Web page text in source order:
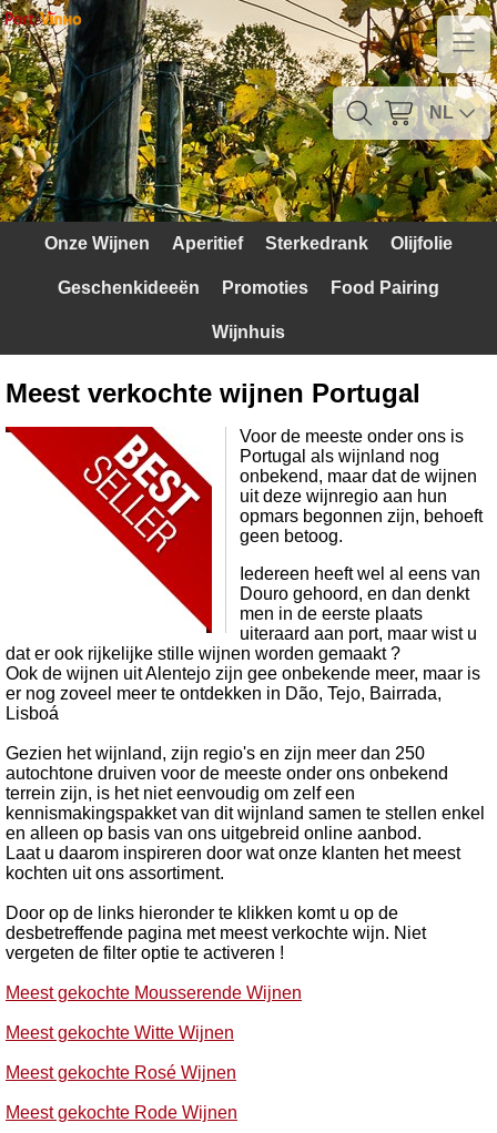
Home
Contact
Mijn account
Verzendkosten
Rode Druiven
NL
Onze Wijnen Aperitief Sterkedrank Olijfolie
Geschenkideeën Promoties Food Pairing
Wijnhuis
Meest verkochte wijnen Portugal
Voor de meeste onder ons is
Portugal als wijnland nog
onbekend, maar dat de wijnen
uit deze wijnregio aan hun
opmars begonnen zijn, behoeft
geen betoog.
Iedereen heeft wel al eens van
Douro gehoord, en dan denkt
men in de eerste plaats
uiteraard aan port, maar wist u
dat er ook rijkelijke stille wijnen worden gemaakt ?
Ook de wijnen uit Alentejo zijn gee onbekende meer, maar is
er nog zoveel meer te ontdekken in Dão, Tejo, Bairrada,
Lisboá
Gezien het wijnland, zijn regio's en zijn meer dan 250
autochtone druiven voor de meeste onder ons onbekend
terrein zijn, is het niet eenvoudig om zelf een
kennismakingspakket van dit wijnland samen te stellen enkel
en alleen op basis van ons uitgebreid online aanbod.
Laat u daarom inspireren door wat onze klanten het meest
kochten uit ons assortiment.
Door op de links hieronder te klikken komt u op de
desbetreffende pagina met meest verkochte wijn. Niet
vergeten de filter optie te activeren !
Meest gekochte Mousserende Wijnen
Meest gekochte Witte Wijnen
Meest gekochte Rosé Wijnen
Meest gekochte Rode Wijnen